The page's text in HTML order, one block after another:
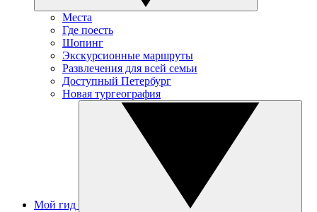
Места
Где поесть
Шопинг
Экскурсионные маршруты
Развлечения для всей семьи
Доступный Петербург
Новая тургеография
Мой гид